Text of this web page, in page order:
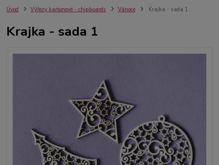
Úvod Výřezy kartonové - chipboards Vánoce Krajka - sada 1
Krajka - sada 1